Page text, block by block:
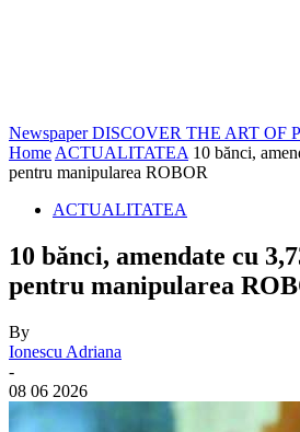
Newspaper DISCOVER THE ART OF
Home ACTUALITATEA 10 bănci,
pentru manipularea ROBOR
ACTUALITATEA
10 bănci, amendate cu
pentru manipularea
By
Ionescu Adriana
-
08 06 2026